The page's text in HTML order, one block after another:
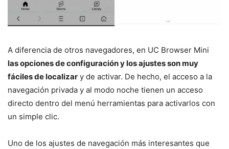
A diferencia de otros navegadores, en UC Browser Mini
las opciones de configuración y los ajustes son muy
fáciles de localizar y de activar. De hecho, el acceso a la
navegación privada y al modo noche tienen un acceso
directo dentro del menú herramientas para activarlos con
un simple clic.
Uno de los ajustes de navegación más interesantes que